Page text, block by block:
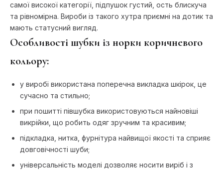
самої високої категорії, підпушок густий, ость блискуча
та рівномірна. Вироби із такого хутра приємні на дотик та
мають статусний вигляд.
Особливості шубки із норки коричневого
кольору:
у виробі використана поперечна викладка шкірок, це
сучасно та стильно;
при пошитті півшубка використовуються найновіші
викрійки, що робить одяг зручним та красивим;
підкладка, нитка, фурнітура найвищої якості та сприяє
довговічності шуби;
універсальність моделі дозволяє носити виріб і з